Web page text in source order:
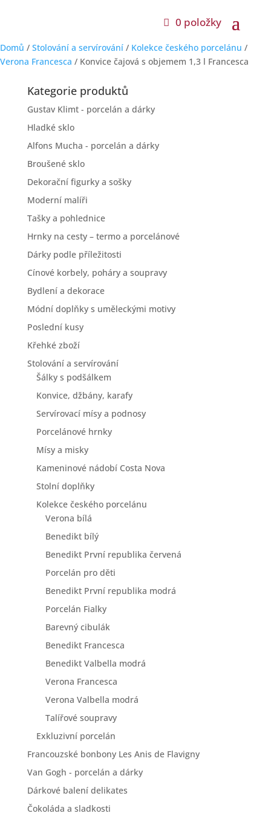
0 položky
Domů / Stolování a servírování / Kolekce českého porcelánu /
Verona Francesca / Konvice čajová s objemem 1,3 l Francesca
Kategorie produktů
Gustav Klimt - porcelán a dárky
Hladké sklo
Alfons Mucha - porcelán a dárky
Broušené sklo
Dekorační figurky a sošky
Moderní malíři
Tašky a pohlednice
Hrnky na cesty – termo a porcelánové
Dárky podle příležitosti
Cínové korbely, poháry a soupravy
Bydlení a dekorace
Módní doplňky s uměleckými motivy
Poslední kusy
Křehké zboží
Stolování a servírování
Šálky s podšálkem
Konvice, džbány, karafy
Servírovací mísy a podnosy
Porcelánové hrnky
Mísy a misky
Kameninové nádobí Costa Nova
Stolní doplňky
Kolekce českého porcelánu
Verona bílá
Benedikt bílý
Benedikt První republika červená
Porcelán pro děti
Benedikt První republika modrá
Porcelán Fialky
Barevný cibulák
Benedikt Francesca
Benedikt Valbella modrá
Verona Francesca
Verona Valbella modrá
Talířové soupravy
Exkluzivní porcelán
Francouzské bonbony Les Anis de Flavigny
Van Gogh - porcelán a dárky
Dárkové balení delikates
Čokoláda a sladkosti